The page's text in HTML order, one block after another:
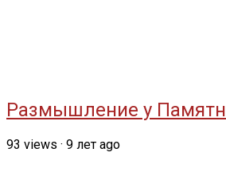
Размышление у
93 views · 9 лет ago